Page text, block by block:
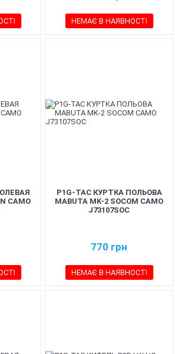
НЕМАЄ В НАЯВНОСТІ
CAMO
P1G-TAC КУРТКА ПОЛЬОВА
MABUTA MK-2 SOCOM CAMO
J73107SOC
770 грн
НЕМАЄ В НАЯВНОСТІ